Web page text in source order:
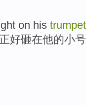
on his trumpet
正好砸在他的小